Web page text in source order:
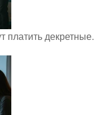
платить декретные.